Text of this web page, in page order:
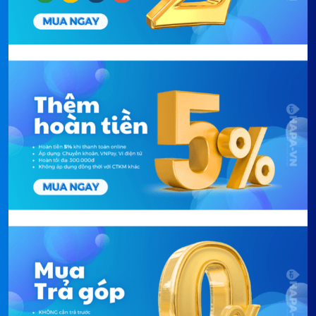
Nước ion axit 2
Nước axit cấp 1 (pH 5.5) để rửa mặt,
giúp làm đẹp da mặt, cân bằng pH và
se khít lỗ chân lông
nước axit mạnh, để vệ sinh, khử khuẩn,
sát trùng, cầm máu vết thương…
Công suất nước:
Tiêu chuẩn
chung nước đầu
vào:
Nước máy dân dụng (nước thủy cục);
Được tặng bộ Tiền xử lý nước chuẩn cho
Máy Điện Giải
Carbon, Sediment, Post-Carbon, Sediment,
Calcium, Post-Sediment, Ultra Hallow
Membrance. Đạt chuẩn nước uống do
phòng thí nghiệm KCL Hàn Quốc kiểm
nghiệm